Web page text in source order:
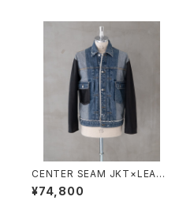
CENTER SEAM JKT×LEATH
ER DISTRESSED/16201D/セ
ンターシームジャケット×レザー
¥74,800